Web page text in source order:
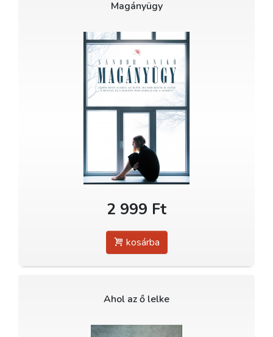
Magányügy
2 999 Ft
kosárba
Ahol az ő lelke